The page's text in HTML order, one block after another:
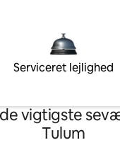
Serviceret lejlighed
vigtigste
Tulum